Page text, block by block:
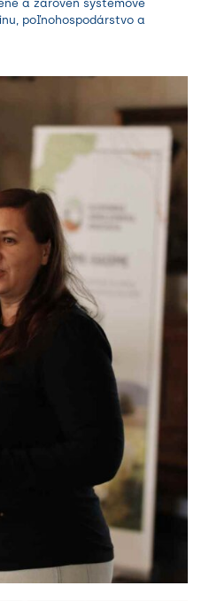
a zároveň systémové
poľnohospodárstvo a